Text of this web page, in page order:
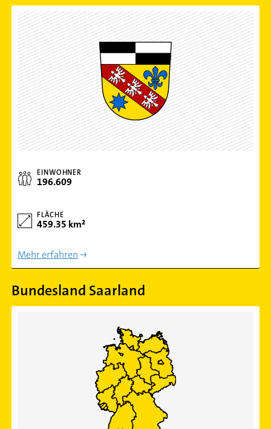
EINWOHNER
196.609
FLÄCHE
459.35 km²
Mehr erfahren
Bundesland Saarland